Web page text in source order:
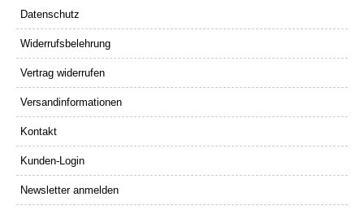
Datenschutz
Widerrufsbelehrung
Vertrag widerrufen
Versandinformationen
Kontakt
Kunden-Login
Newsletter anmelden